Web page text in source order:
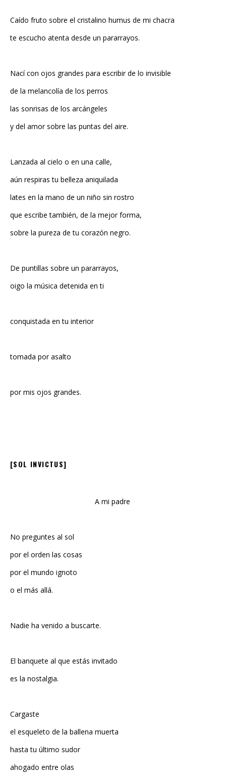
Caído fruto sobre el cristalino humus de mi chacra
te escucho atenta desde un pararrayos.
Nací con ojos grandes para escribir de lo invisible
de la melancolía de los perros
las sonrisas de los arcángeles
y del amor sobre las puntas del aire.
Lanzada al cielo o en una calle,
aún respiras tu belleza aniquilada
lates en la mano de un niño sin rostro
que escribe también, de la mejor forma,
sobre la pureza de tu corazón negro.
De puntillas sobre un pararrayos,
oigo la música detenida en ti
conquistada en tu interior
tomada por asalto
por mis ojos grandes.
[SOL INVICTUS]
A mi padre
No preguntes al sol
por el orden las cosas
por el mundo ignoto
o el más allá.
Nadie ha venido a buscarte.
El banquete al que estás invitado
es la nostalgia.
Cargaste
el esqueleto de la ballena muerta
hasta tu último sudor
ahogado entre olas